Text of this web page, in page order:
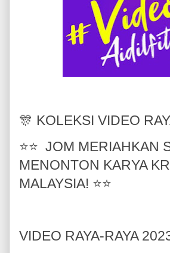
🎊 KOLEKSI VIDEO
⭐️⭐️ JOM MERIAHKAN
MENONTON KARYA
MALAYSIA! ⭐️⭐️
VIDEO RAYA-RAYA